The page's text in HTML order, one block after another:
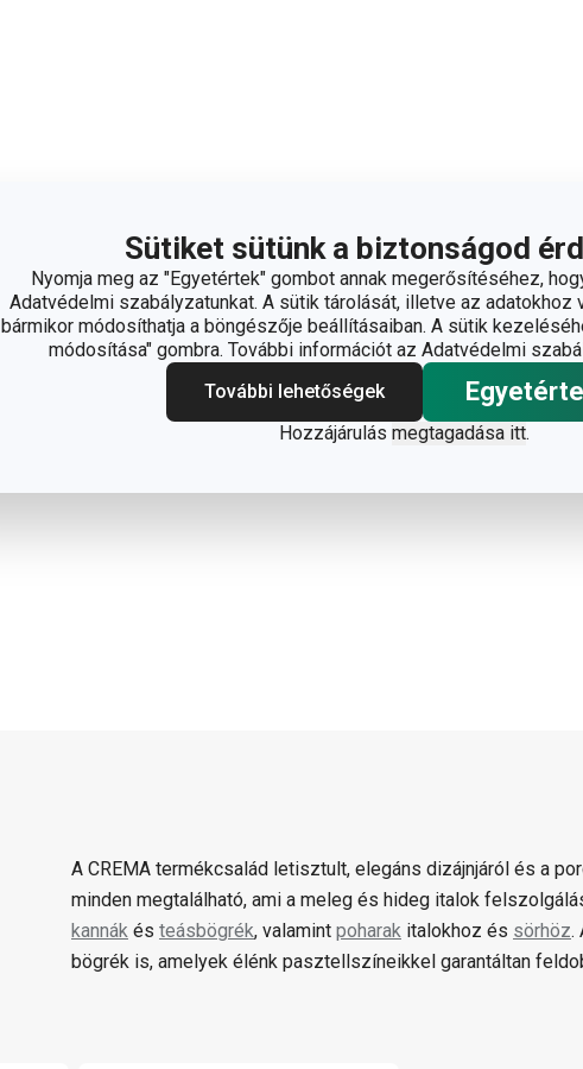
Sütiket sütünk a biztonságod
Nyomja meg az "Egyetértek" gombot annak megerősítéséhez,
Adatvédelmi szabályzatunkat. A sütik tárolását, illetve az
bármikor módosíthatja a böngészője beállításaiban. A sütik
módosítása" gombra. További információt az Adatvédelmi
További lehetőségek
Hozzájárulás megtagadása itt.
A CREMA termékcsalád letisztult, elegáns dizájnjáról és a
minden megtalálható, ami a meleg és hideg italok
kannák és teásbögrék, valamint poharak italokhoz és sörhöz.
bögrék is, amelyek élénk pasztellszíneikkel garantáltan